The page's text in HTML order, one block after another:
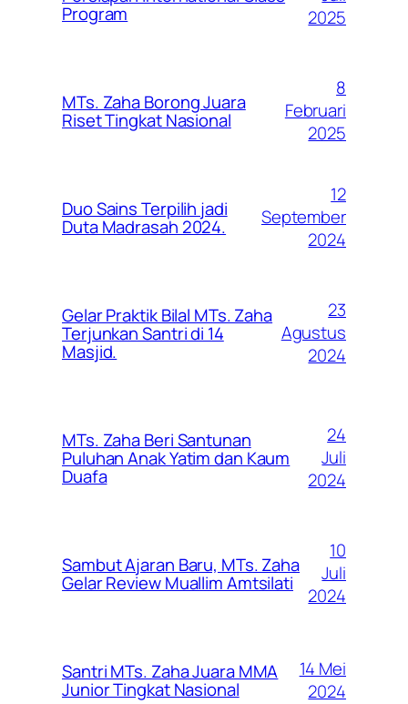
Program
2025
MTs. Zaha Borong Juara
Riset Tingkat Nasional
8
Februari
2025
Duo Sains Terpilih jadi
Duta Madrasah 2024.
12
September
2024
Gelar Praktik Bilal MTs. Zaha
Terjunkan Santri di 14
Masjid.
23
Agustus
2024
MTs. Zaha Beri Santunan
Puluhan Anak Yatim dan Kaum
Duafa
24
Juli
2024
Sambut Ajaran Baru, MTs. Zaha
Gelar Review Muallim Amtsilati
10
Juli
2024
Santri MTs. Zaha Juara MMA
Junior Tingkat Nasional
14 Mei
2024